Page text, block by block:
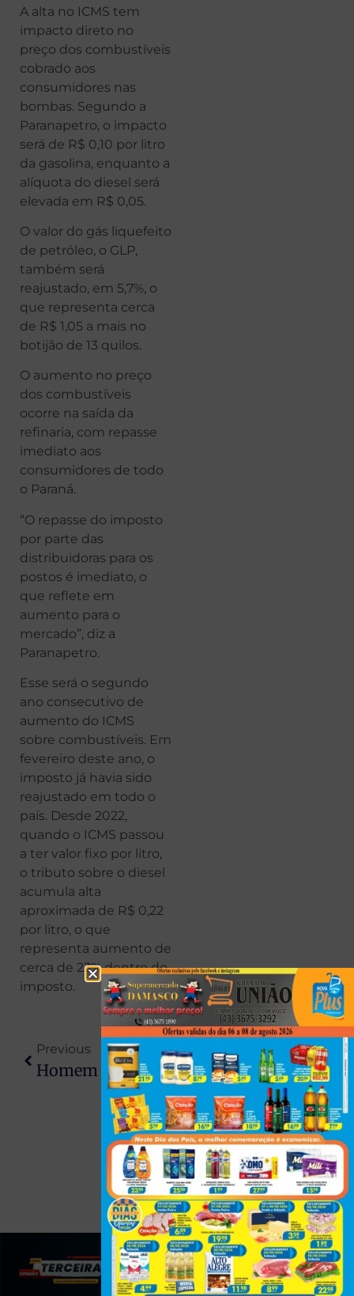
A alta no ICMS tem
impacto direto no
preço dos combustíveis
cobrado aos
consumidores nas
bombas. Segundo a
Paranapetro, o impacto
será de R$ 0,10 por litro
da gasolina, enquanto a
alíquota do diesel será
elevada em R$ 0,05.
O valor do gás liquefeito
de petróleo, o GLP,
também será
reajustado, em 5,7%, o
que representa cerca
de R$ 1,05 a mais no
botijão de 13 quilos.
O aumento no preço
dos combustíveis
ocorre na saída da
refinaria, com repasse
imediato aos
consumidores de todo
o Paraná.
“O repasse do imposto
por parte das
distribuidoras para os
postos é imediato, o
que reflete em
aumento para o
mercado”, diz a
Paranapetro.
Esse será o segundo
ano consecutivo de
aumento do ICMS
sobre combustíveis. Em
fevereiro deste ano, o
imposto já havia sido
reajustado em todo o
país. Desde 2022,
quando o ICMS passou
a ter valor fixo por litro,
o tributo sobre o diesel
acumula alta
aproximada de R$ 0,22
por litro, o que
representa aumento de
cerca de 23% dentro do
imposto.
Previous
Homem É Encontrado Em Estado Grave Com Vassoura No Ânus
Next
Família De Florestópolis É Identificada Após Acidente Fatal; Bebês Tinham Entre 4 E 5 Meses De Idade
(43) 991545950